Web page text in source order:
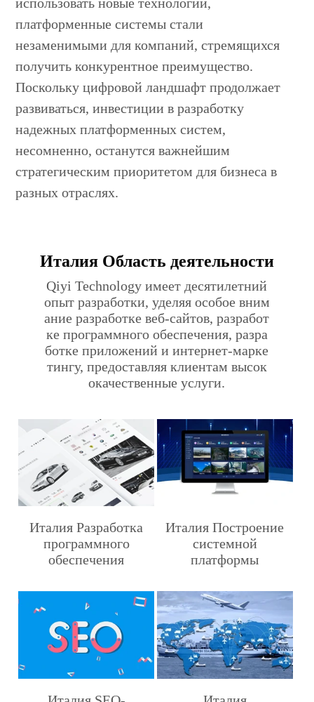
платформенные системы стали
незаменимыми для компаний, стремящихся
получить конкурентное преимущество.
Поскольку цифровой ландшафт продолжает
развиваться, инвестиции в разработку
надежных платформенных систем,
несомненно, останутся важнейшим
стратегическим приоритетом для бизнеса в
разных отраслях.
Италия Область деятельности
Qiyi Technology имеет десятилетний
опыт разработки, уделяя особое вним
ание разработке веб-сайтов, разработ
ке программного обеспечения, разра
ботке приложений и интернет-марке
тингу, предоставляя клиентам высок
окачественные услуги.
Италия Разработка
программного
обеспечения
Италия Построение
системной
платформы